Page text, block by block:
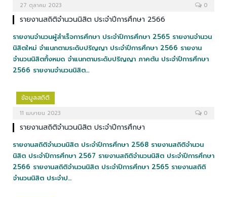
27 ตุลาคม 2023 0
รายงานสถิติจำนวนนิสิต ประจำปีการศึกษา 2566
รายงานจำนวนผู้สำเร็จการศึกษา ประจำปีการศึกษา 2565 รายงานจำนวน
นิสิตใหม่ จำแนกตามระดับปริญญา ประจำปีการศึกษา 2566 รายงาน
จำนวนนิสิตทั้งหมด จำแนกตามระดับปริญญา ภาคต้น ประจำปีการศึกษา
2566 รายงานจำนวนนิสิต…
ข้อมูลสถิติ
11 เมษายน 2023 0
รายงานสถิติจำนวนนิสิต ประจำปีการศึกษา
รายงานสถิติจำนวนนิสิต ประจำปีการศึกษา 2568 รายงานสถิติจำนวน
นิสิต ประจำปีการศึกษา 2567 รายงานสถิติจำนวนนิสิต ประจำปีการศึกษา
2566 รายงานสถิติจำนวนนิสิต ประจำปีการศึกษา 2565 รายงานสถิติ
จำนวนนิสิต ประจำป…